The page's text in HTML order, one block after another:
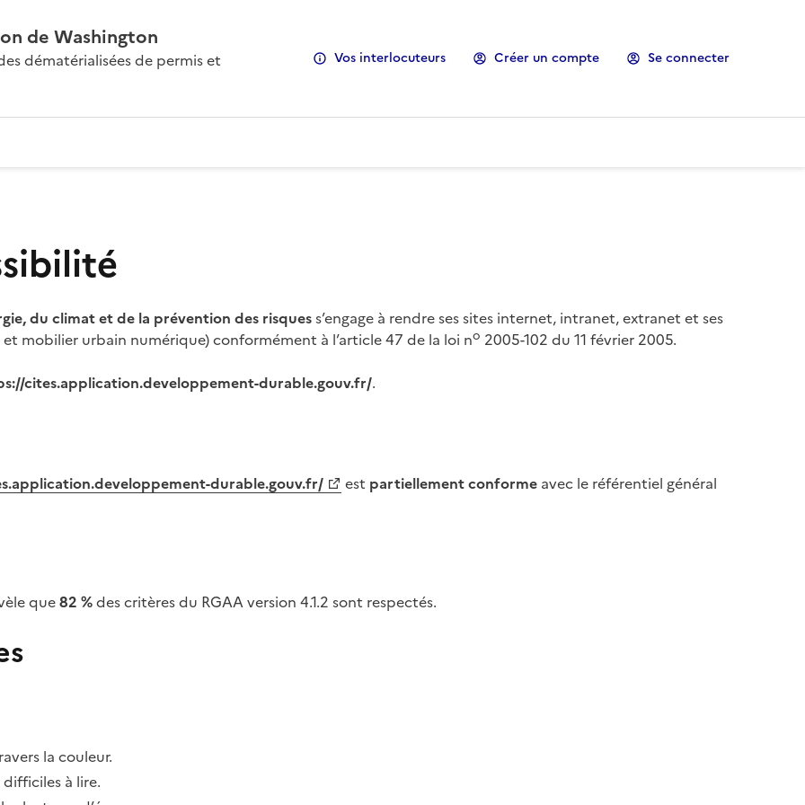
de Washington
dématérialisées de permis et Vos interlocuteurs Créer un compte Se connecter
du climat et de la prévention des risquess’engage à rendre ses sites internet, intranet, extranet et ses
mobilier urbain numérique) conformément à l’article 47 de la loi no 2005-102 du 11 février 2005.
cites.application.developpement-durable.gouv.fr/.
durable.gouv.fr/ est partiellement conforme avec le référentiel général
que82 %des critères du RGAA version 4.1.2 sont respectés.
la couleur.
à lire.